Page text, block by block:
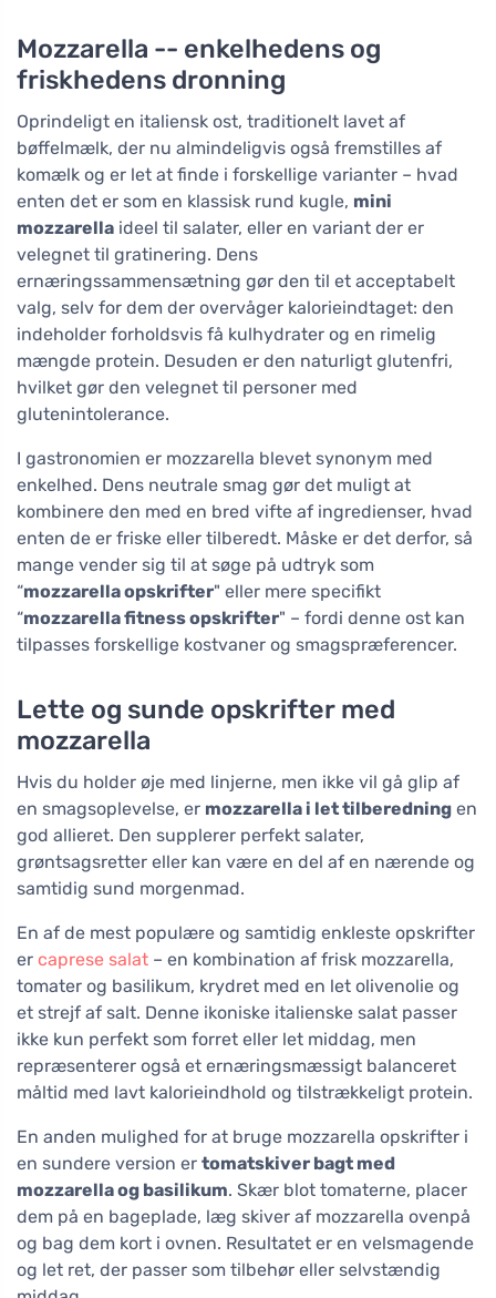
Mozzarella -- enkelhedens og
friskhedens dronning
Oprindeligt en italiensk ost, traditionelt lavet af
bøffelmælk, der nu almindeligvis også fremstilles af
komælk og er let at finde i forskellige varianter – hvad
enten det er som en klassisk rund kugle, mini
mozzarella ideel til salater, eller en variant der er
velegnet til gratinering. Dens
ernæringssammensætning gør den til et acceptabelt
valg, selv for dem der overvåger kalorieindtaget: den
indeholder forholdsvis få kulhydrater og en rimelig
mængde protein. Desuden er den naturligt glutenfri,
hvilket gør den velegnet til personer med
glutenintolerance.
I gastronomien er mozzarella blevet synonym med
enkelhed. Dens neutrale smag gør det muligt at
kombinere den med en bred vifte af ingredienser, hvad
enten de er friske eller tilberedt. Måske er det derfor, så
mange vender sig til at søge på udtryk som
“mozzarella opskrifter" eller mere specifikt
“mozzarella fitness opskrifter" – fordi denne ost kan
tilpasses forskellige kostvaner og smagspræferencer.
Lette og sunde opskrifter med
mozzarella
Hvis du holder øje med linjerne, men ikke vil gå glip af
en smagsoplevelse, er mozzarella i let tilberedning en
god allieret. Den supplerer perfekt salater,
grøntsagsretter eller kan være en del af en nærende og
samtidig sund morgenmad.
En af de mest populære og samtidig enkleste opskrifter
er caprese salat – en kombination af frisk mozzarella,
tomater og basilikum, krydret med en let olivenolie og
et strejf af salt. Denne ikoniske italienske salat passer
ikke kun perfekt som forret eller let middag, men
repræsenterer også et ernæringsmæssigt balanceret
måltid med lavt kalorieindhold og tilstrækkeligt protein.
En anden mulighed for at bruge mozzarella opskrifter i
en sundere version er tomatskiver bagt med
mozzarella og basilikum. Skær blot tomaterne, placer
dem på en bageplade, læg skiver af mozzarella ovenpå
og bag dem kort i ovnen. Resultatet er en velsmagende
og let ret, der passer som tilbehør eller selvstændig